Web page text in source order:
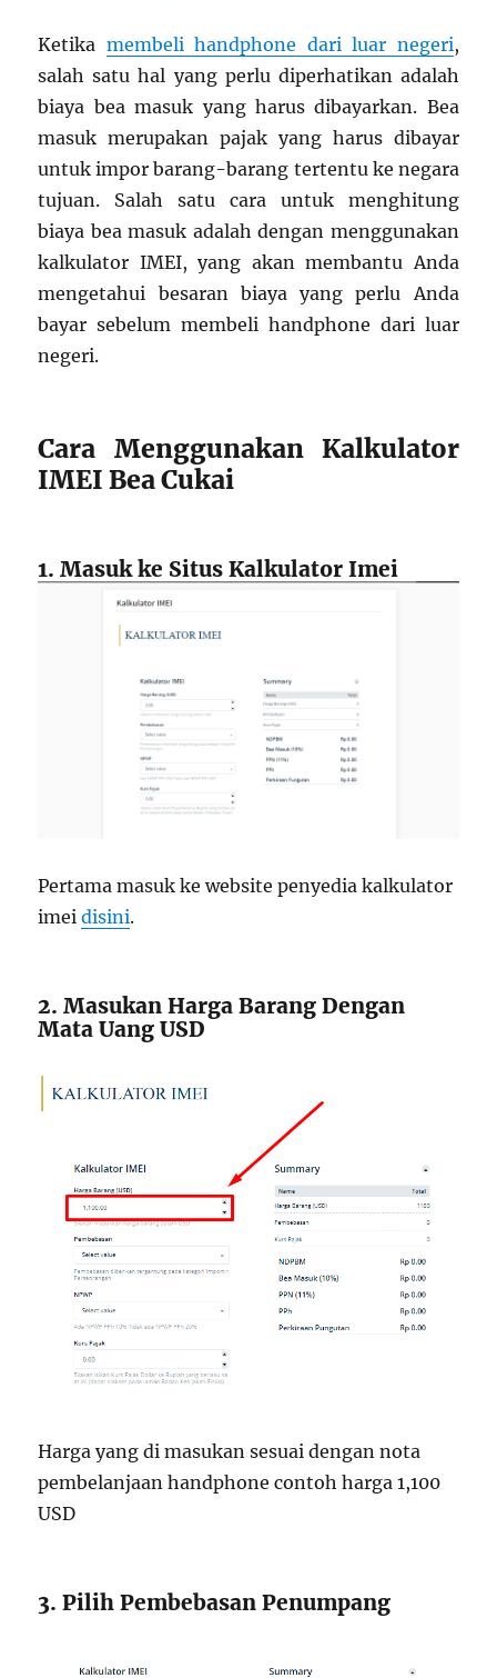
Ketika membeli handphone dari luar negeri,
salah satu hal yang perlu diperhatikan adalah
biaya bea masuk yang harus dibayarkan. Bea
masuk merupakan pajak yang harus dibayar
untuk impor barang-barang tertentu ke negara
tujuan. Salah satu cara untuk menghitung
biaya bea masuk adalah dengan menggunakan
kalkulator IMEI, yang akan membantu Anda
mengetahui besaran biaya yang perlu Anda
bayar sebelum membeli handphone dari luar
negeri.
Cara Menggunakan Kalkulator
IMEI Bea Cukai
1. Masuk ke Situs Kalkulator Imei
Pertama masuk ke website penyedia kalkulator
imeidisini.
2. Masukan Harga Barang Dengan
Mata Uang USD
Harga yang di masukan sesuai dengan nota
pembelanjaan handphone contoh harga 1,100
USD
3. Pilih Pembebasan Penumpang